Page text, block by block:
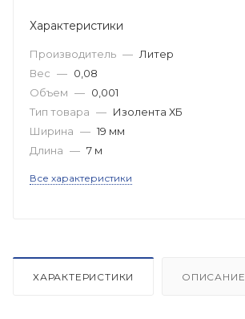
Характеристики
Производитель — Литер
Вес — 0,08
Объем — 0,001
Тип товара — Изолента ХБ
Ширина — 19 мм
Длина — 7 м
Все характеристики
ХАРАКТЕРИСТИКИ ОПИСАНИЕ